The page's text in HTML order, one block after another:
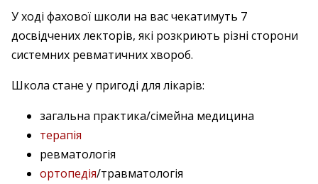
У ході фахової школи на вас чекатимуть 7
досвідчених лекторів, які розкриють різні сторони
системних ревматичних хвороб.
Школа стане у пригоді для лікарів:
загальна практика/сімейна медицина
терапія
ревматологія
ортопедія/травматологія